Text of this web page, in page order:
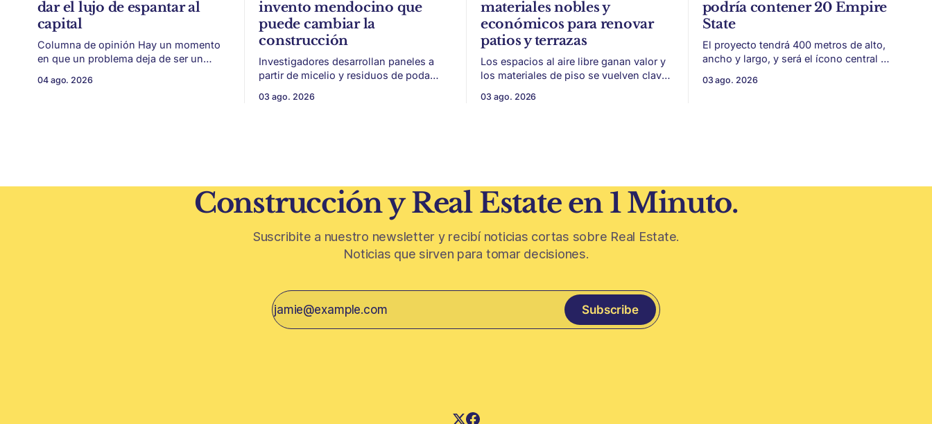
dar el lujo de espantar al
capital
Columna de opinión Hay un momento
en que un problema deja de ser un
problema de país. Maldonado está en
04 ago. 2026
invento mendocino que
puede cambiar la
construcción
Investigadores desarrollan paneles a
partir de micelio y residuos de poda
térmica y acústica de menor impacto
03 ago. 2026
materiales nobles y
económicos para renovar
patios y terrazas
Los espacios al aire libre ganan valor y
los materiales de piso se vuelven clave
sin encarar una gran obra. Patios,
03 ago. 2026
podría contener 20 Empire
State
El proyecto tendrá 400 metros de alto,
ancho y largo, y será el ícono central de
vinculada al plan Visión 2030. Arabia
03 ago. 2026
Construcción y Real Estate en 1 Minuto.
Suscribite a nuestro newsletter y recibí noticias cortas sobre Real Estate.
Noticias que sirven para tomar decisiones.
Subscribe